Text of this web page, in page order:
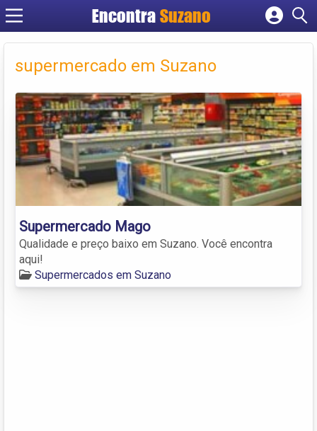
EncontraSuzano
Cadastrar empresa
Criar conta
supermercado em Suzano
Supermercado Mago
Qualidade e preço baixo em Suzano. Você encontra
aqui!
Supermercados em Suzano